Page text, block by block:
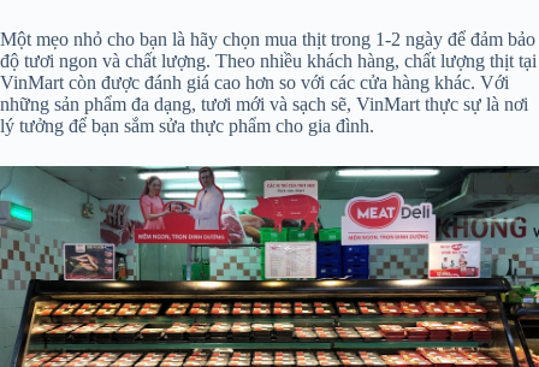
Một mẹo nhỏ cho bạn là hãy chọn mua thịt trong 1-2 ngày để đảm bảo
độ tươi ngon và chất lượng. Theo nhiều khách hàng, chất lượng thịt tại
VinMart còn được đánh giá cao hơn so với các cửa hàng khác. Với
những sản phẩm đa dạng, tươi mới và sạch sẽ, VinMart thực sự là nơi
lý tưởng để bạn sắm sửa thực phẩm cho gia đình.